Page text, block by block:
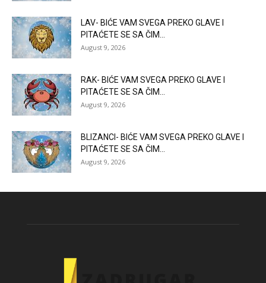
LAV- BIĆE VAM SVEGA PREKO GLAVE I
PITAĆETE SE SA ČIM...
August 9, 2026
RAK- BIĆE VAM SVEGA PREKO GLAVE I
PITAĆETE SE SA ČIM...
August 9, 2026
BLIZANCI- BIĆE VAM SVEGA PREKO GLAVE I
PITAĆETE SE SA ČIM...
August 9, 2026